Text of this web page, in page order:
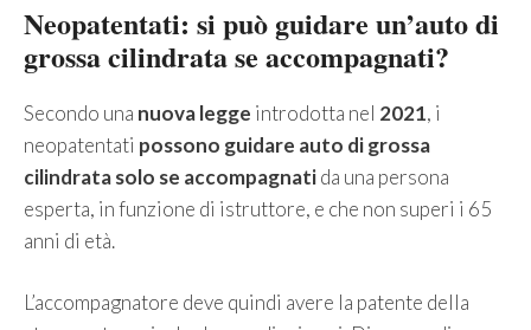
Neopatentati: si può guidare un’auto di
grossa cilindrata se accompagnati?
Secondo una nuova legge introdotta nel 2021, i
neopatentati possono guidare auto di grossa
cilindrata solo se accompagnatida una persona
esperta, in funzione di istruttore, e che non superi i 65
anni di età.
L’accompagnatore deve quindi avere la patente della